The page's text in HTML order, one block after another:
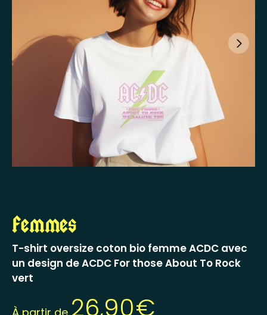
Femmes
T-shirt oversize coton bio femme ACDC avec
un design de ACDC For those About To Rock
vert
26,90€